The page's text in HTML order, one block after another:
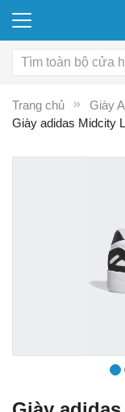
Trang chủ Giày
Giày adidas Midcity